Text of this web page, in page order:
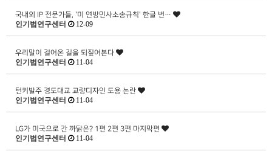
국내외 IP 전문가들, '미 연방민사소송규칙' 한글 번…
인기법연구센터 12-09
우리말이 걸어온 길을 되짚어본다
인기법연구센터 11-04
턴키발주 경도대교 교량디자인 도용 논란
인기법연구센터 11-04
LG가 미국으로 간 까닭은? 1편 2편 3편 마지막편
인기법연구센터 11-04